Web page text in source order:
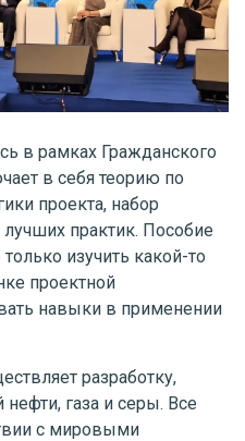
в рамках Гражданского
в себя теорию по
проекта, набор
практик. Пособие
изучить какой-то
проектной
навыки в применении
разработку,
газа и серы. Все
с мировыми